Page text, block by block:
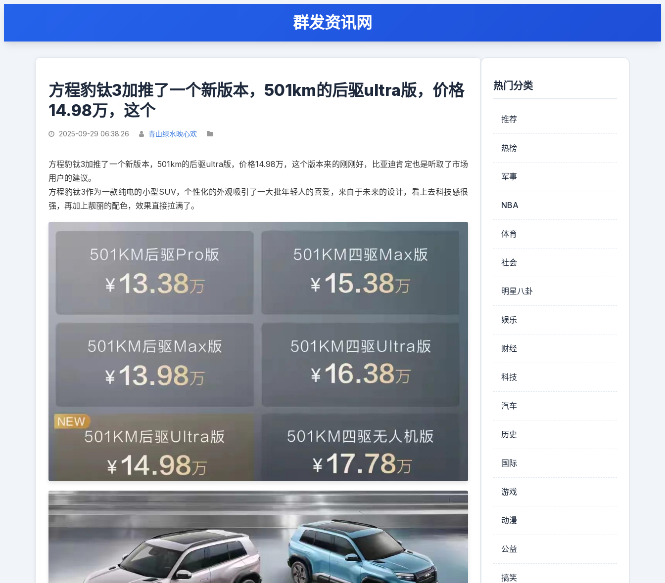
群发资讯网
方程豹钛3加推了一个新版本，501km的后驱ultra版，价格
14.98万，这个
2025-09-29 06:38:26 青山绿水映心欢
方程豹钛3加推了一个新版本，501km的后驱ultra版，价格14.98万，这个版本来的刚刚好，比亚迪肯定也是听取了市场
用户的建议。
方程豹钛3作为一款纯电的小型SUV，个性化的外观吸引了一大批年轻人的喜爱，来自于未来的设计，看上去科技感很
强，再加上靓丽的配色，效果直接拉满了。
热门分类
推荐
热榜
军事
NBA
体育
社会
明星八卦
娱乐
财经
科技
汽车
历史
国际
游戏
动漫
公益
搞笑